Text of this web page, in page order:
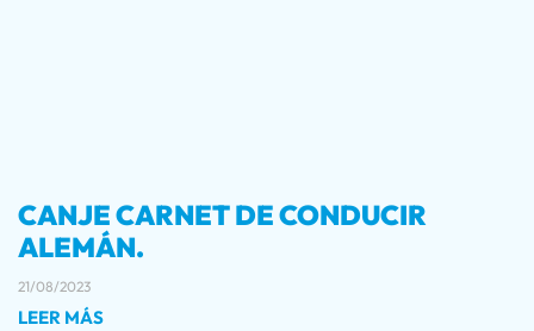
CANJE CARNET DE CONDUCIR
ALEMÁN.
21/08/2023
LEER MÁS